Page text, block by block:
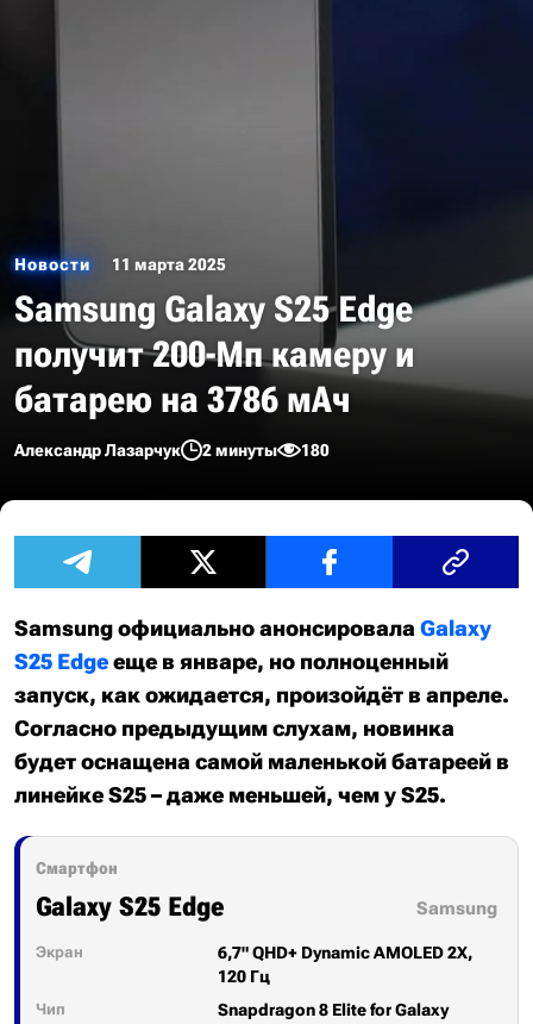
Новости 11 марта 2025
Samsung Galaxy S25 Edge
получит 200-Мп камеру и
батарею на 3786 мАч
Александр Лазарчук 2 минуты 180
Samsung официально анонсировала Galaxy
S25 Edgeеще в январе, но полноценный
запуск, как ожидается, произойдёт в апреле.
Согласно предыдущим слухам, новинка
будет оснащена самой маленькой батареей в
линейке S25 – даже меньшей, чем у S25.
Смартфон
Galaxy S25 Edge Samsung
Экран
6,7" QHD+ Dynamic AMOLED 2X,
120 Гц
Чип Snapdragon 8 Elite for Galaxy